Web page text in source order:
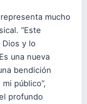
mucho
“Este
y lo
una nueva
bendición
público”,
profundo